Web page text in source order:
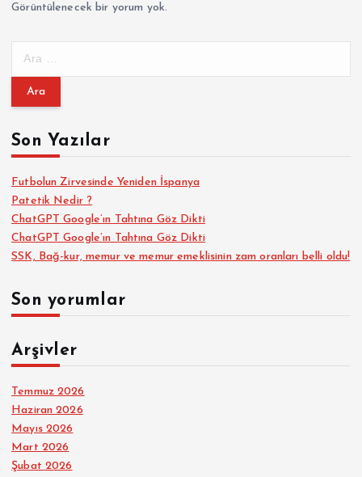
Görüntülenecek bir yorum yok.
m
:Son Yazılar
Futbolun Zirvesinde Yeniden İspanya
Patetik Nedir ?
ChatGPT Google’ın Tahtına Göz Dikti
ChatGPT Google’ın Tahtına Göz Dikti
SSK, Bağ-kur, memur ve memur emeklisinin zam oranları belli oldu!
Son yorumlar
Arşivler
Temmuz 2026
Haziran 2026
Mayıs 2026
Mart 2026
Şubat 2026